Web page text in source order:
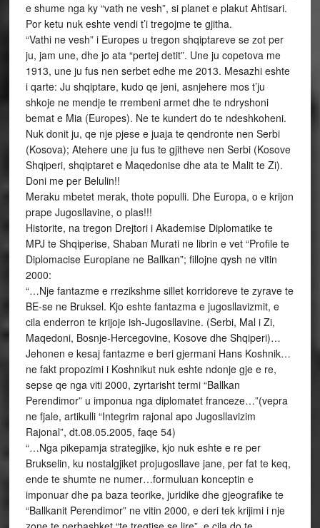
e shume nga ky “vath ne vesh”, si planet e plakut Ahtisari.
Por ketu nuk eshte vendi t’i tregojme te gjitha.
“Vathi ne vesh” i Europes u tregon shqiptareve se zot per
ju, jam une, dhe jo ata “pertej detit”. Une ju copetova me
1913, une ju fus nen serbet edhe me 2013. Mesazhi eshte
i qarte: Ju shqiptare, kudo qe jeni, asnjehere mos t’ju
shkoje ne mendje te rrembeni armet dhe te ndryshoni
bemat e Mia (Europes). Ne te kundert do te ndeshkoheni.
Nuk donit ju, qe nje pjese e juaja te qendronte nen Serbi
(Kosova); Atehere une ju fus te gjitheve nen Serbi (Kosove
Shqiperi, shqiptaret e Maqedonise dhe ata te Malit te Zi).
Doni me per Belulin!!
Meraku mbetet merak, thote populli. Dhe Europa, o e krijon
prape Jugosllavine, o plas!!!
Historite, na tregon Drejtori i Akademise Diplomatike te
MPJ te Shqiperise, Shaban Murati ne librin e vet “Profile te
Diplomacise Europiane ne Ballkan”; fillojne qysh ne vitin
2000:
“…Nje fantazme e rrezikshme sillet korridoreve te zyrave te
BE-se ne Bruksel. Kjo eshte fantazma e jugosllavizmit, e
cila enderron te krijoje ish-Jugosllavine. (Serbi, Mal i Zi,
Maqedoni, Bosnje-Hercegovine, Kosove dhe Shqiperi)…
Jehonen e kesaj fantazme e beri gjermani Hans Koshnik…
ne fakt propozimi i Koshnikut nuk eshte ndonje gje e re,
sepse qe nga viti 2000, zyrtarisht termi “Ballkan
Perendimor” u imponua nga diplomatet franceze…”(vepra
ne fjale, artikulli “Integrim rajonal apo Jugosllavizim
Rajonal”, dt.08.05.2005, faqe 54)
“…Nga pikepamja strategjike, kjo nuk eshte e re per
Brukselin, ku nostalgjiket projugosllave jane, per fat te keq,
ende te shumte ne numer…formuluan konceptin e
imponuar dhe pa baza teorike, juridike dhe gjeografike te
“Ballkanit Perendimor” ne vitin 2000, e deri tek krijimi i nje